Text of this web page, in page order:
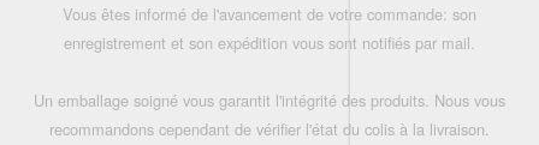
Vous êtes informé de l'avancement de votre commande: son
enregistrement et son expédition vous sont notifiés par mail.
Un emballage soigné vous garantit l'intégrité des produits. Nous vous
recommandons cependant de vérifier l'état du colis à la livraison.